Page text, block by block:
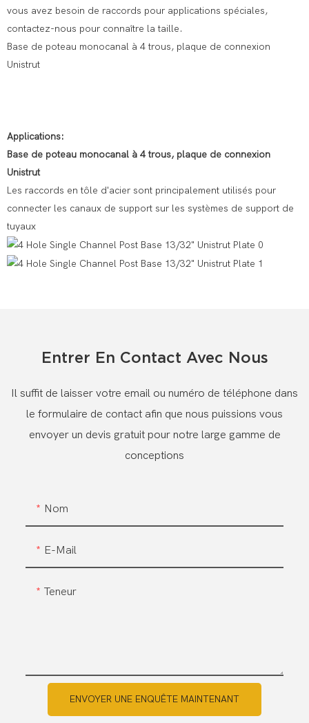
vous avez besoin de raccords pour applications spéciales,
contactez-nous pour connaître la taille.
Base de poteau monocanal à 4 trous, plaque de connexion
Unistrut
Applications:
Base de poteau monocanal à 4 trous, plaque de connexion
Unistrut
Les raccords en tôle d'acier sont principalement utilisés pour
connecter les canaux de support sur les systèmes de support de
tuyaux
Entrer En Contact Avec Nous
Il suffit de laisser votre email ou numéro de téléphone dans
le formulaire de contact afin que nous puissions vous
envoyer un devis gratuit pour notre large gamme de
conceptions
Nom
E-Mail
Teneur
ENVOYER UNE ENQUÊTE MAINTENANT